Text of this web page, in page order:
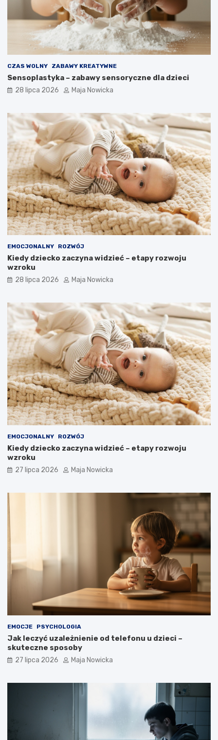
CZAS WOLNY ZABAWY KREATYWNE
Sensoplastyka – zabawy sensoryczne dla dzieci
28 lipca 2026 Maja Nowicka
EMOCJONALNY ROZWÓJ
Kiedy dziecko zaczyna widzieć – etapy rozwoju
wzroku
28 lipca 2026 Maja Nowicka
EMOCJONALNY ROZWÓJ
Kiedy dziecko zaczyna widzieć – etapy rozwoju
wzroku
27 lipca 2026 Maja Nowicka
EMOCJE PSYCHOLOGIA
Jak leczyć uzależnienie od telefonu u dzieci –
skuteczne sposoby
27 lipca 2026 Maja Nowicka